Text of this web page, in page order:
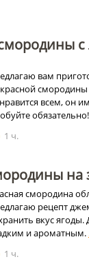
вам
всем, он
обязательно!
1 ч.
на
смородина
рецепт
вкус
и ароматным.
1 ч.